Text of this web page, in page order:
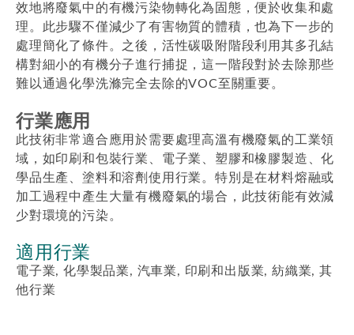
效地將廢氣中的有機污染物轉化為固態，便於收集和處
理。此步驟不僅減少了有害物質的體積，也為下一步的
處理簡化了條件。之後，活性碳吸附階段利用其多孔結
構對細小的有機分子進行捕捉，這一階段對於去除那些
難以通過化學洗滌完全去除的VOC至關重要。
行業應用
此技術非常適合應用於需要處理高溫有機廢氣的工業領
域，如印刷和包裝行業、電子業、塑膠和橡膠製造、化
學品生產、塗料和溶劑使用行業。特別是在材料熔融或
加工過程中產生大量有機廢氣的場合，此技術能有效減
少對環境的污染。
適用行業
電子業, 化學製品業, 汽車業, 印刷和出版業, 紡織業, 其
他行業